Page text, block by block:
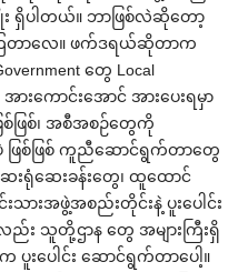
း ရှိပါတယ်။ ဘာဖြစ်လဲဆိုတော့
တာလေ။ ဖက်ဒရယ်ဆိုတာက
တွေ Local
းကောင်းအောင် အားပေးရမှာ
စ်ဖြစ်၊ အစီအစဉ်တွေကို
ြစ်ဖြစ် ကူညီဆောင်ရွက်တာတွေ
ေးရုံဆေးခန်းတွေ၊ ထူထောင်
သားအဖွဲ့အစည်းတိုင်းနဲ့ ပူးပေါင်း
း သူတို့ဌာန တွေ အများကြီးရှိ
ပေါင်း ဆောင်ရွက်တာပေါ့။